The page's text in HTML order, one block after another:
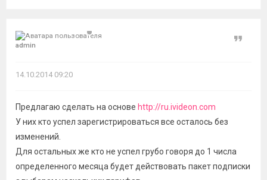
admin
Цитата
14.10.2014 09:20
Предлагаю сделать на основе http://ru.ivideon.com
У них кто успел зарегистрироваться все осталось без
изменений.
Для остальных же кто не успел грубо говоря до 1 числа
определенного месяца будет действовать пакет подписки